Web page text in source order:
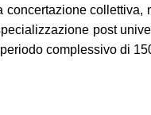
post
complessivo di